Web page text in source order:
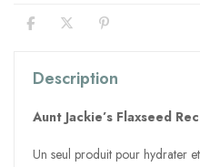
Description
Aunt Jackie’s Flaxseed
Un seul produit pour hydrater